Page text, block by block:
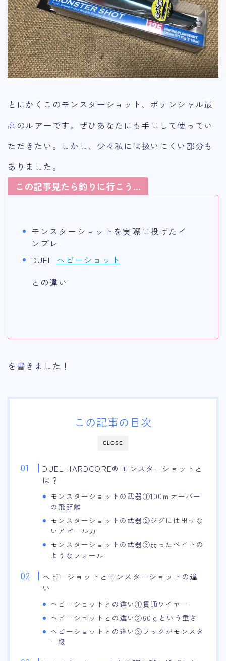
とにかくこのモンスターショット、 ポテンシャル最
高のルアー です。ぜひあなたにも手にして使ってい
ただきたい。しかし、 少々私には扱いにくい部分も
ありました。
この記事見たら釣りに行こう…
モンスターショットを実際に投げたイ
ンプレ
DUEL ヘビーショット
との違い
を書きました！
CLOSE
この記事の目次
DUEL HARDCORE® モンスターショットと
は？
モンスターショットの武器①100ｍオーバー
の飛距離
モンスターショットの武器②ジグには出せな
いアピール力
モンスターショットの武器③弱ったベイトの
ようなフォール
ヘビーショットとモンスターショットの違
い
ヘビーショットとの違い①貫通ワイヤー
ヘビーショットとの違い②60ｇという重さ
ヘビーショットとの違い③フックがモンスタ
ー級